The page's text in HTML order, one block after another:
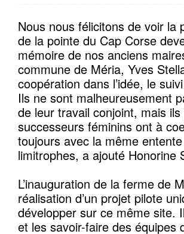
Nous nous félicitons de voir la
de la pointe du Cap Corse
mémoire de nos anciens
commune de Méria, Yves
coopération dans l’idée, le
Ils ne sont malheureusement
de leur travail conjoint, mais
successeurs féminins ont à
toujours avec la même
limitrophes, a ajouté Honorine
L’inauguration de la ferme de
réalisation d’un projet pilote
développer sur ce même site.
et les savoir-faire des équipes